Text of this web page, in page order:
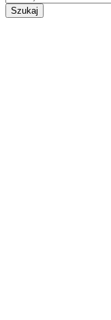
Szukaj